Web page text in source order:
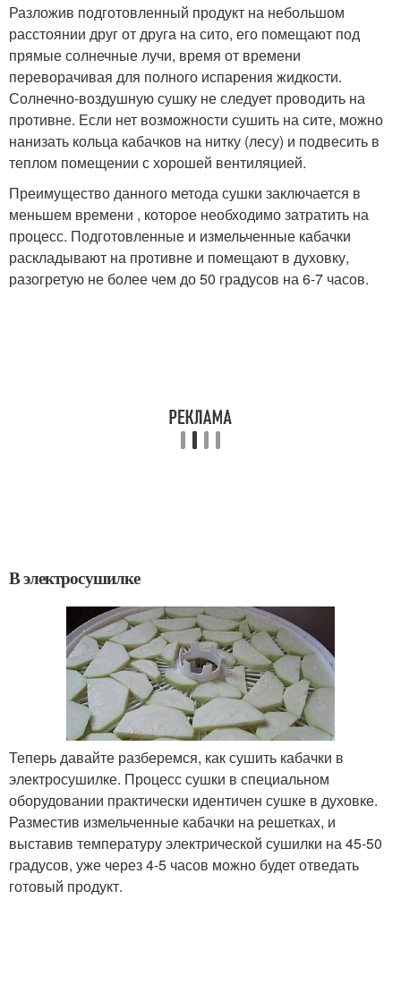
Разложив подготовленный продукт на небольшом
расстоянии друг от друга на сито, его помещают под
прямые солнечные лучи, время от времени
переворачивая для полного испарения жидкости.
Солнечно-воздушную сушку не следует проводить на
противне. Если нет возможности сушить на сите, можно
нанизать кольца кабачков на нитку (лесу) и подвесить в
теплом помещении с хорошей вентиляцией.
Преимущество данного метода сушки заключается в
меньшем времени , которое необходимо затратить на
процесс. Подготовленные и измельченные кабачки
раскладывают на противне и помещают в духовку,
разогретую не более чем до 50 градусов на 6-7 часов.
В электросушилке
Теперь давайте разберемся, как сушить кабачки в
электросушилке. Процесс сушки в специальном
оборудовании практически идентичен сушке в духовке.
Разместив измельченные кабачки на решетках, и
выставив температуру электрической сушилки на 45-50
градусов, уже через 4-5 часов можно будет отведать
готовый продукт.